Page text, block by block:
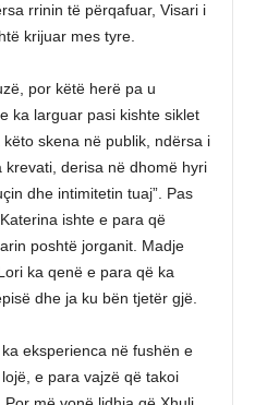
rrinin të përqafuar, Visari i
krijuar mes tyre.
por këtë herë pa u
ka larguar pasi kishte siklet
skena në publik, ndërsa i
derisa në dhomë hyri
dhe intimitetin tuaj”. Pas
ishte e para që
poshtë jorganit. Madje
ka qenë e para që ka
dhe ja ku bën tjetër gjë.
eksperienca në fushën e
e para vajzë që takoi